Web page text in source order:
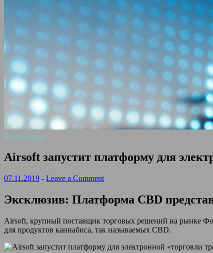
Без рубрики
Airsoft запустит платформу для
07.11.2019 - Leave a Comment
Эксклюзив: Платформа CBD
Airsoft, крупный поставщик торговых решений на рынке
для продуктов каннабиса, так называемых CBD.